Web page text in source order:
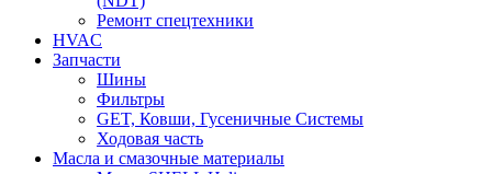
Ремонт спецтехники
HVAC
Запчасти
Шины
Фильтры
GET, Ковши, Гусеничные Системы
Ходовая часть
Масла и смазочные материалы